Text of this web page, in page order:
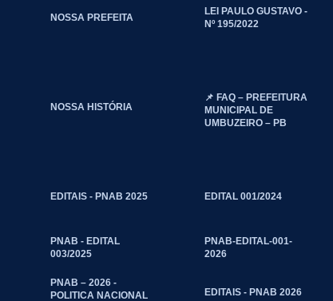
NOSSA PREFEITA
LEI PAULO GUSTAVO -
Nº 195/2022
NOSSA HISTÓRIA
📌 FAQ – PREFEITURA
MUNICIPAL DE
UMBUZEIRO – PB
EDITAIS - PNAB 2025 EDITAL 001/2024
PNAB - EDITAL
003/2025
PNAB-EDITAL-001-
2026
PNAB – 2026 -
POLITICA NACIONAL
EDITAIS - PNAB 2026